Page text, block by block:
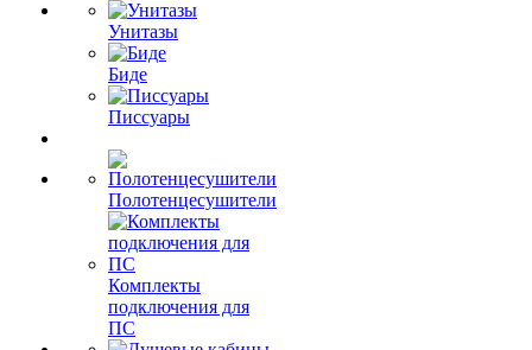
Унитазы
Биде
Писсуары
Полотенцесушители
Комплекты
подключения для
ПС